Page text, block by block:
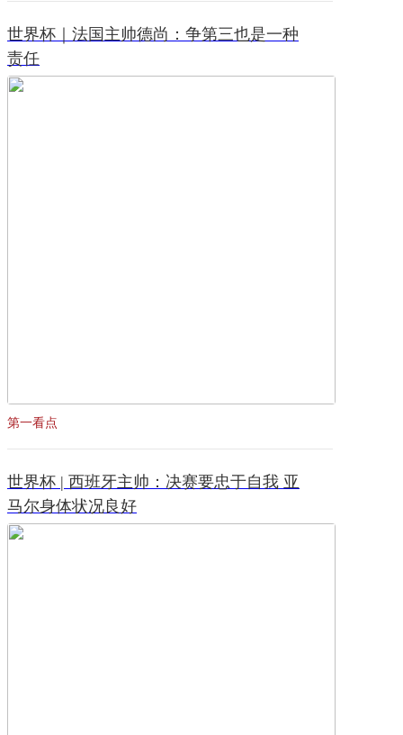
世界杯｜法国主帅德尚：争第三也是一种
责任
第一看点
世界杯 | 西班牙主帅：决赛要忠于自我 亚
马尔身体状况良好